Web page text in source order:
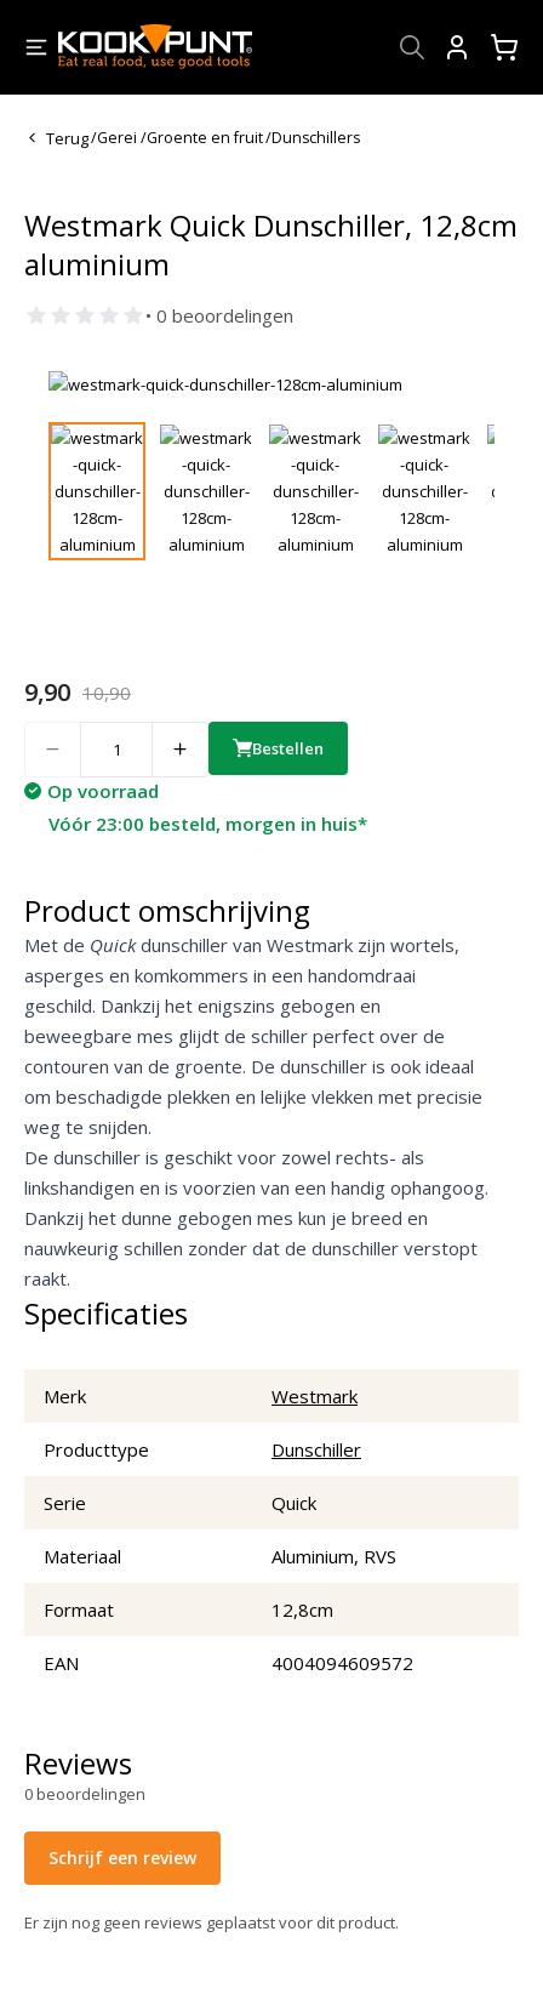
Terug/Gerei /Groente en fruit/Dunschillers
Westmark Quick Dunschiller, 12,8cm
aluminium
• 0 beoordelingen
9,90 10,90
Bestellen
Op voorraad
Vóór 23:00 besteld, morgen in huis*
Product omschrijving
Met de Quickdunschiller van Westmark zijn wortels,
asperges en komkommers in een handomdraai
geschild. Dankzij het enigszins gebogen en
beweegbare mes glijdt de schiller perfect over de
contouren van de groente. De dunschiller is ook ideaal
om beschadigde plekken en lelijke vlekken met precisie
weg te snijden.
De dunschiller is geschikt voor zowel rechts- als
linkshandigen en is voorzien van een handig ophangoog.
Dankzij het dunne gebogen mes kun je breed en
nauwkeurig schillen zonder dat de dunschiller verstopt
raakt.
Specificaties
Merk Westmark
Producttype Dunschiller
Serie Quick
Materiaal Aluminium, RVS
Formaat 12,8cm
EAN 4004094609572
Reviews
0beoordelingen
Schrijf een review
Er zijn nog geen reviews geplaatst voor dit product.